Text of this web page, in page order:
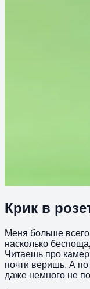
Крик в
Меня больше
насколько
Читаешь про
почти веришь. А
даже немного не